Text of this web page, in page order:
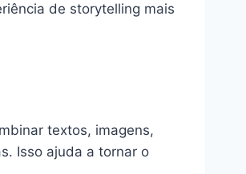
de storytelling mais
textos, imagens,
Isso ajuda a tornar o